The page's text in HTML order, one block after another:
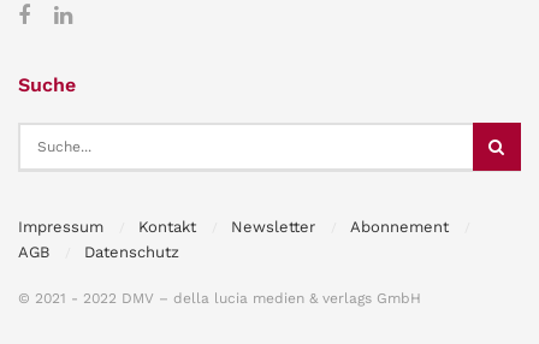
Suche
Impressum Kontakt Newsletter
Abonnement
AGB
Datenschutz
© 2021 - 2022 DMV – della lucia medien & verlags GmbH